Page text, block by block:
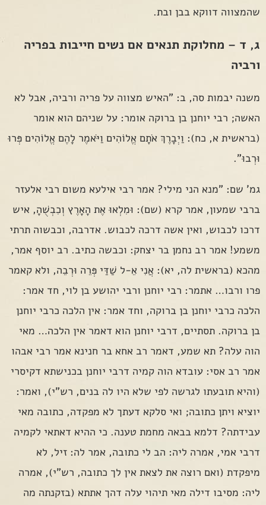
שהמצווה דווקא בבן ובת.
ג, ד – מחלוקת תנאים אם נשים חייבות בפריה
ורביה
משנה יבמות סה, ב: "האיש מצווה על פריה ורביה, אבל לא
האשה; רבי יוחנן בן ברוקה אומר: על שניהם הוא אומר
(בראשית א, כח): וַיְבָרֶךְ אֹתָם אֱלוֹהִים וַיֹּאמֶר לָהֶם אֱלוֹהִים פְּרוּ
וּרְבוּ".
גמ' שם: "מנא הני מילי? אמר רבי אילעא משום רבי אלעזר
ברבי שמעון, אמר קרא (שם): וּמִלְאוּ אֶת הָאָרֶץ וְכִבְשֻׁהָ, איש
דרכו לכבוש, ואין אשה דרכה לכבוש. אדרבה, וכבשוה תרתי
משמע! אמר רב נחמן בר יצחק: וכבשה כתיב. רב יוסף אמר,
מהכא (בראשית לה, יא): אֲנִי אֵ-ל שַׁדַּי פְּרֵה וּרְבֵה, ולא קאמר
פרו ורבו… אתמר: רבי יוחנן ורבי יהושע בן לוי, חד אמר:
הלכה כרבי יוחנן בן ברוקה, וחד אמר: אין הלכה כרבי יוחנן
בן ברוקה. תסתיים, דרבי יוחנן הוא דאמר אין הלכה… מאי
הוה עלה? תא שמע, דאמר רב אחא בר חנינא אמר רבי אבהו
אמר רב אסי: עובדא הוה קמיה דרבי יוחנן בכנישתא דקיסרי
(והיא תובעתו לגרשה לפי שלא היו לה בנים, רש"י), ואמר:
יוציא ויתן כתובה; ואי סלקא דעתך לא מפקדה, כתובה מאי
עבידתה? דלמא בבאה מחמת טענה. כי ההיא דאתאי לקמיה
דרבי אמי, אמרה ליה: הב לי כתובה, אמר לה: זיל, לא
מיפקדת (ואם רוצה את לצאת אין לך כתובה, רש"י), אמרה
ליה: מסיבו דילה מאי תיהוי עלה דהך אתתא (בזקנתה מה